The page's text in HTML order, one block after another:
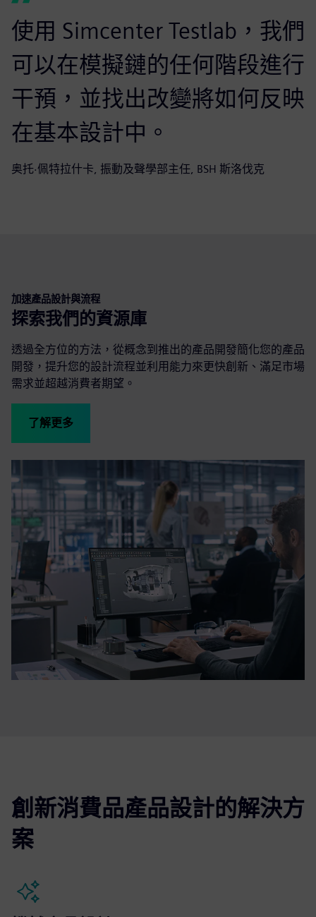
使用 Simcenter Testlab，我們
可以在模擬鏈的任何階段進行
干預，並找出改變將如何反映
在基本設計中。
奥托·佩特拉什卡, 振動及聲學部主任, BSH 斯洛伐克
加速產品設計與流程
探索我們的資源庫
透過全方位的方法，從概念到推出的產品開發簡化您的產品
開發，提升您的設計流程並利用能力來更快創新、滿足市場
需求並超越消費者期望。
了解更多
創新消費品產品設計的解決方
案